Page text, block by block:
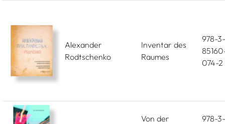
Alexander
Rodtschenko
Inventar des
Raumes
978-3-
074-2
Von der
978-3-